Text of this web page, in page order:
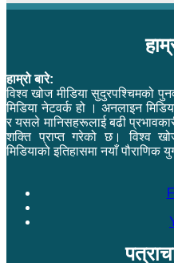
हाम्रो बारे:
विश्व खोज मीडिया सुदुरपश्चिमको
मिडिया नेटवर्क हो । अनलाइन
र यसले मानिसहरूलाई बढी
शक्ति प्राप्त गरेको छ। विश्व
मिडियाको इतिहासमा नयाँ पौराणिक